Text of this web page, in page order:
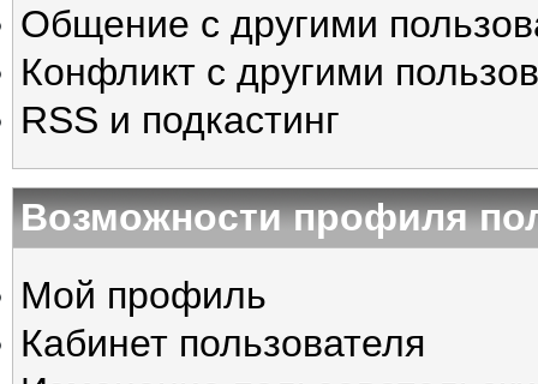
Общение с другими
Конфликт с другими
RSS и подкастинг
Возможности профиля
Мой профиль
Кабинет пользователя